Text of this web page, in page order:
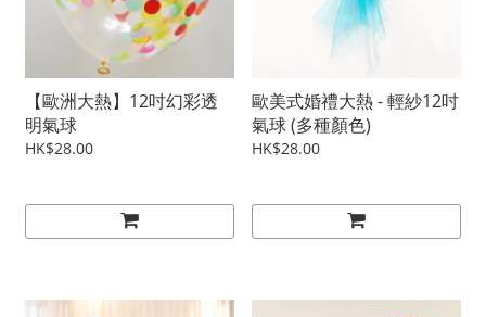
【歐洲大熱】12吋幻彩透
明氣球
HK$28.00
歐美式婚禮大熱 - 輕紗12吋
氣球 (多種顏色)
HK$28.00